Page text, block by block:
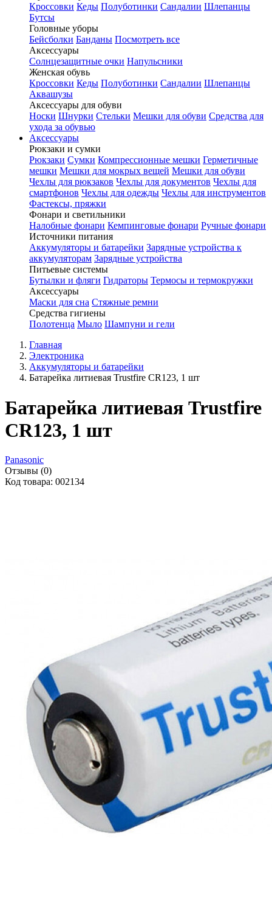
Кроссовки Кеды Полуботинки Сандалии Шлепанцы
Бутсы
Головные уборы
Бейсболки Банданы Посмотреть все
Аксессуары
Солнцезащитные очки Напульсники
Женская обувь
Кроссовки Кеды Полуботинки Сандалии Шлепанцы
Аквашузы
Аксессуары для обуви
Носки Шнурки Стельки Мешки для обуви Средства для
ухода за обувью
Аксессуары
Рюкзаки и сумки
Рюкзаки Сумки Компрессионные мешки Герметичные
мешки Мешки для мокрых вещей Мешки для обуви
Чехлы для рюкзаков Чехлы для документов Чехлы для
смартфонов Чехлы для одежды Чехлы для инструментов
Фастексы, пряжки
Фонари и светильники
Налобные фонари Кемпинговые фонари Ручные фонари
Источники питания
Аккумуляторы и батарейки Зарядные устройства к
аккумуляторам Зарядные устройства
Питьевые системы
Бутылки и фляги Гидраторы Термосы и термокружки
Аксессуары
Маски для сна Стяжные ремни
Средства гигиены
Полотенца Мыло Шампуни и гели
Главная
Электроника
Аккумуляторы и батарейки
Батарейка литиевая Trustfire CR123, 1 шт
Батарейка литиевая Trustfire
CR123, 1 шт
Panasonic
Отзывы (0)
Код товара: 002134